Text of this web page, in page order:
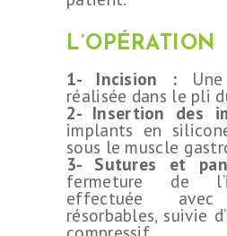
L’OPÉRATION
1- Incision :
réalisée dans le pli
2- Insertion des
implants en
sous le muscle
3- Sutures et
fermeture de
effectuée
résorbables, suivie